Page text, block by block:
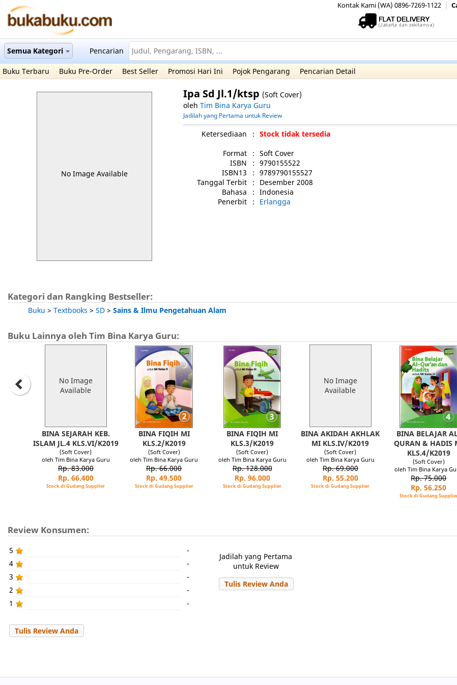
Kontak Kami (WA) 0896-7269-1122
Semua Kategori Pencarian
Buku Terbaru
Buku Pre-Order Best Seller Promosi Hari Ini Pojok Pengarang Pencarian Detail
No Image Available
Ipa Sd Jl.1/ktsp (Soft Cover)
oleh Tim Bina Karya Guru
Jadilah yang Pertama untuk Review
Ketersediaan : Stock tidak tersedia
Format
: Soft Cover
ISBN
: 9790155522
ISBN13
: 9789790155527
Tanggal Terbit
:
Desember 2008
Bahasa
: Indonesia
Penerbit
: Erlangga
Kategori dan Rangking Bestseller:
Buku > Textbooks > SD > Sains & Ilmu Pengetahuan Alam
Buku Lainnya oleh Tim Bina Karya Guru:
No Image
Available
BINA SEJARAH KEB.
ISLAM JL.4 KLS.VI/K2019
(Soft Cover)
oleh Tim Bina Karya Guru
Rp. 83.000
Rp. 66.400
Stock di Gudang Supplier
BINA FIQIH MI
KLS.2/K2019
(Soft Cover)
oleh Tim Bina Karya Guru
Rp. 66.000
Rp. 49.500
Stock di Gudang Supplier
BINA FIQIH MI
KLS.3/K2019
(Soft Cover)
oleh Tim Bina Karya Guru
Rp. 128.000
Rp. 96.000
Stock di Gudang Supplier
No Image
Available
BINA AKIDAH AKHLAK
MI KLS.IV/K2019
(Soft Cover)
oleh Tim Bina Karya Guru
Rp. 69.000
Rp. 55.200
Stock di Gudang Supplier
BINA BELAJAR
QURAN & HADIS
KLS.4/K2019
(Soft Cover)
oleh Tim Bina Karya
Rp. 75.000
Rp. 56.250
Stock di Gudang
Review Konsumen:
5
-
4
-
3
-
2
-
1
-
Jadilah yang Pertama
untuk Review
Tulis Review Anda
Tulis Review Anda